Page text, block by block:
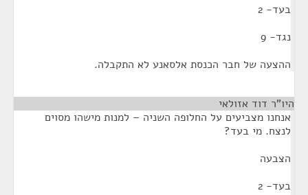
בעד- 2
נגד- 9
ההצעה של חבר הכנסת אלסאנע לא התקבלה.
היו"ר דוד אזולאי
אנחנו מצביעים על החלופה השניה – למנות מישהו מסוים
לנצח. מי בעד?
הצבעה
בעד- 2